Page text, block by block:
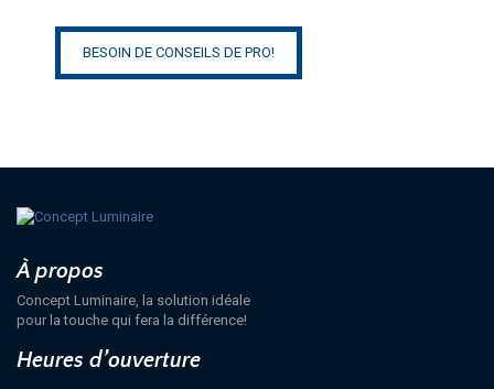
BESOIN DE CONSEILS DE PRO!
À propos
Concept Luminaire, la solution idéale
pour la touche qui fera la différence!
Heures d’ouverture